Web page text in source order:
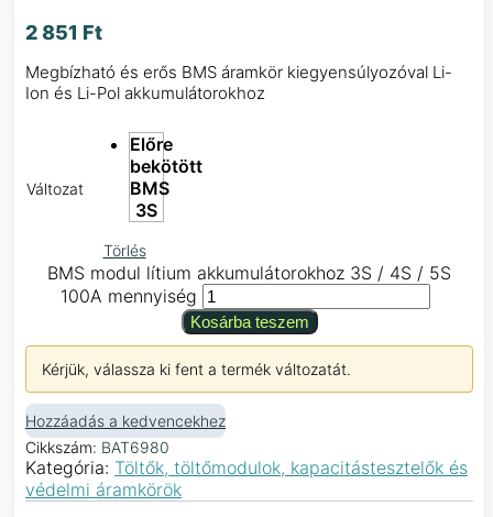
2 851 Ft
Megbízható és erős BMS áramkör kiegyensúlyozóval Li-
Ion és Li-Pol akkumulátorokhoz
Változat
Előre
bekötött
BMS
3S
Törlés
BMS modul lítium akkumulátorokhoz 3S / 4S / 5S
100A mennyiség
Kosárba teszem
Kérjük, válassza ki fent a termék változatát.
Hozzáadás a kedvencekhez
Cikkszám: BAT6980
Kategória: Töltők, töltőmodulok, kapacitástesztelők és
védelmi áramkörök